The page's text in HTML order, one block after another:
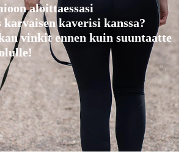
aloittaessasi
kaverisi kanssa?
vinkit ennen kuin suuntaatte